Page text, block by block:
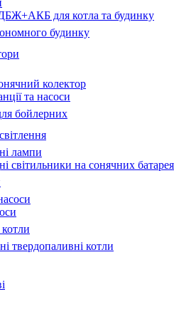
для котла та будинку
будинку
колектор
та насоси
бойлерних
лампи
світильники на сонячних
твердопаливні котли